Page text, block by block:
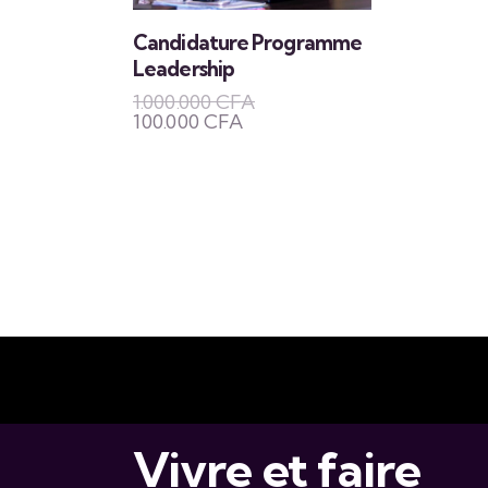
Candidature Programme
Leadership
1.000.000CFA
100.000 CFA
Vivre et faire